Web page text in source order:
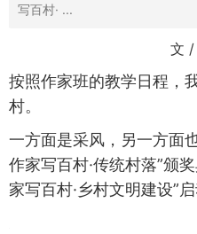
写百村· ...
文 /
按照作家班的教学日程，
村。
一方面是采风，另一方面
作家写百村·传统村落”颁
家写百村·乡村文明建设”启